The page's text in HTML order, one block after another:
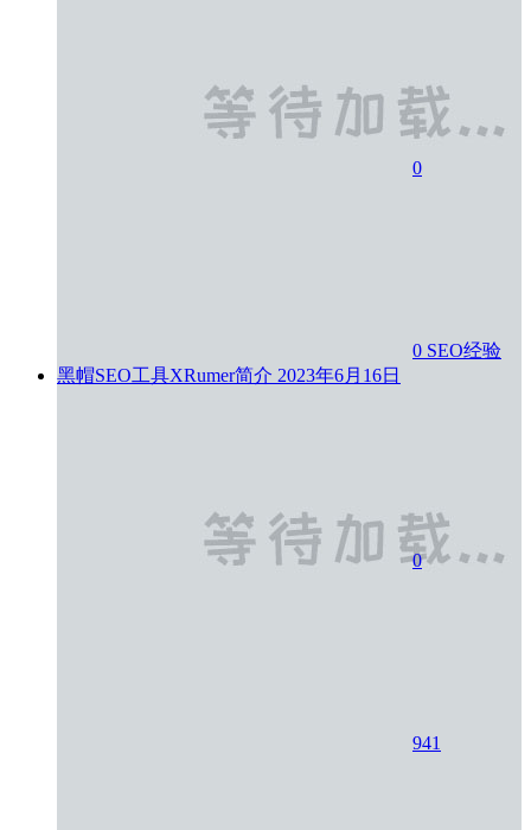
0
0 SEO经验
黑帽SEO工具XRumer简介 2023年6月16日
0
941